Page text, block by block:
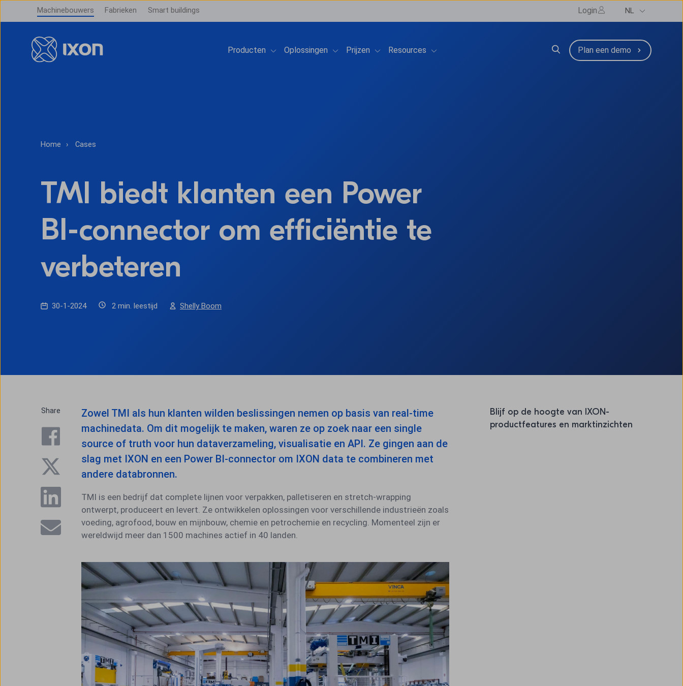
Machinebouwers Fabrieken Smart buildings Login NL
Producten Show submenu for Producten
Oplossingen Show submenu for Oplossingen
Prijzen Show submenu for Prijzen
Resources Show submenu for Resources Plan een demo
Home Cases
TMI biedt klanten een Power
BI-connector om efficiëntie te
verbeteren
30-1-2024 2 min. leestijd Shelly Boom
Share
Zowel TMI als hun klanten wilden beslissingen nemen op basis van real-time
machinedata. Om dit mogelijk te maken, waren ze op zoek naar een single
source of truth voor hun dataverzameling, visualisatie en API. Ze gingen aan de
slag met IXON en een Power BI-connector om IXON data te combineren met
andere databronnen.
TMI is een bedrijf dat complete lijnen voor verpakken, palletiseren en stretch-wrapping
ontwerpt, produceert en levert. Ze ontwikkelen oplossingen voor verschillende industrieën zoals
voeding, agrofood, bouw en mijnbouw, chemie en petrochemie en recycling. Momenteel zijn er
wereldwijd meer dan 1500 machines actief in 40 landen.
Blijf op de hoogte van IXON-
productfeatures en marktinzichten